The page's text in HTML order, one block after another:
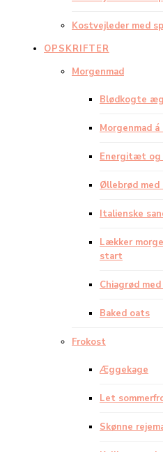
Kostvejleder med
OPSKRIFTER
Morgenmad
Blødkogte æg
Morgenmad
Energitæt og
Øllebrød med
Italienske
Lækker
start
Chiagrød
Baked oats
Frokost
Æggekage
Let
Skønne